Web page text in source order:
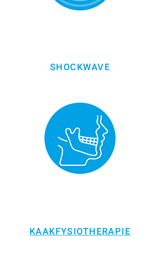
SHOCKWAVE
KAAKFYSIOTHERAPIE